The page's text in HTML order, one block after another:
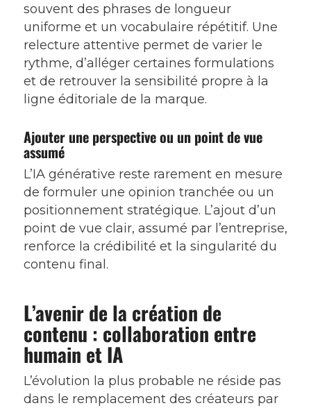
souvent des phrases de longueur
uniforme et un vocabulaire répétitif. Une
relecture attentive permet de varier le
rythme, d’alléger certaines formulations
et de retrouver la sensibilité propre à la
ligne éditoriale de la marque.
Ajouter une perspective ou un point de vue
assumé
L’IA générative reste rarement en mesure
de formuler une opinion tranchée ou un
positionnement stratégique. L’ajout d’un
point de vue clair, assumé par l’entreprise,
renforce la crédibilité et la singularité du
contenu final.
L’avenir de la création de
contenu : collaboration entre
humain et IA
L’évolution la plus probable ne réside pas
dans le remplacement des créateurs par